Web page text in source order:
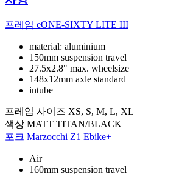
프레임 eONE-SIXTY LITE III
material: aluminium
150mm suspension travel
27.5x2.8" max. wheelsize
148x12mm axle standard
intube
프레임 사이즈 XS, S, M, L, XL
색상 MATT TITAN/BLACK
포크 Marzocchi Z1 Ebike+
Air
160mm suspension travel